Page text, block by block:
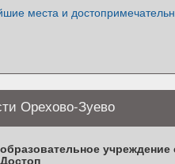
места и
Орехово-Зуево